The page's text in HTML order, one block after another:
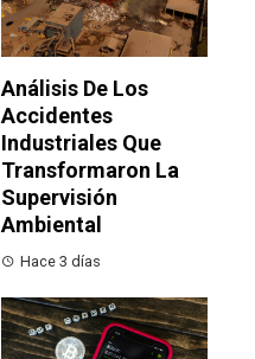
Análisis De Los
Accidentes
Industriales Que
Transformaron La
Supervisión
Ambiental
Hace 3 días